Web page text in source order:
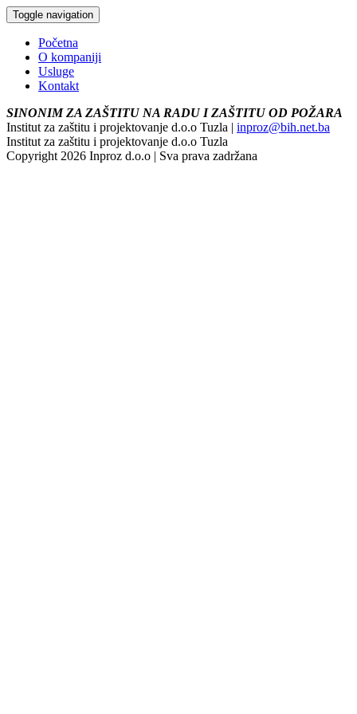
Toggle navigation
Početna
O kompaniji
Usluge
Kontakt
SINONIM ZA ZAŠTITU NA RADU I ZAŠTITU OD POŽARA
Institut za zaštitu i projektovanje d.o.o Tuzla | inproz@bih.net.ba
Institut za zaštitu i projektovanje d.o.o Tuzla
Copyright 2026 Inproz d.o.o | Sva prava zadržana